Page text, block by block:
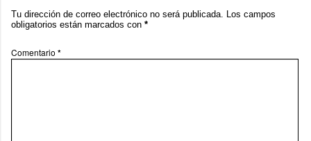
Tu dirección de correo electrónico no será publicada.
Los campos
obligatorios están marcados con *
Comentario *